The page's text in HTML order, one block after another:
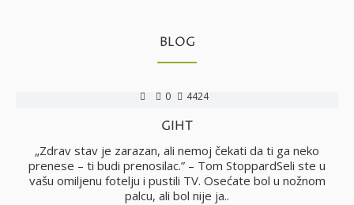
BLOG
0 4424
GIHT
„Zdrav stav je zarazan, ali nemoj čekati da ti ga neko
prenese – ti budi prenosilac.” – Tom StoppardSeli ste u
vašu omiljenu fotelju i pustili TV. Osećate bol u nožnom
palcu, ali bol nije ja..